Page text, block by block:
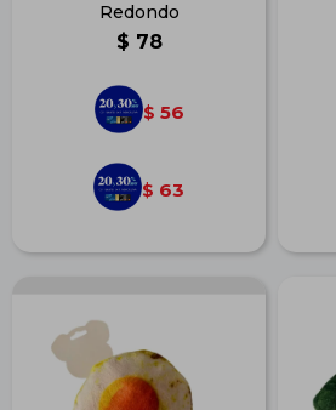
Redondo
$ 78
$ 56
$ 63